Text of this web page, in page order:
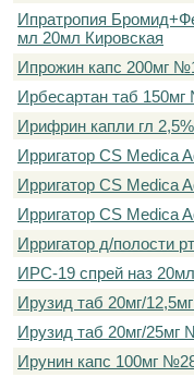
Ипратропия
мл 20мл Кировская
Ипрожин капс 200мг
Ирбесартан таб
Ирифрин капли гл
Ирригатор CS Medica
Ирригатор CS Medica
Ирригатор CS Medica
Ирригатор д/полости
ИРС-19 спрей наз
Ирузид таб 20мг/
Ирузид таб 20мг/25мг
Ирунин капс 100мг